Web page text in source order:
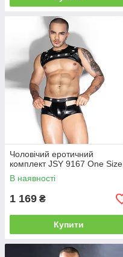
Чоловічий еротичний
комплект JSY 9167 One Size
В наявності
1 169 ₴
Купити